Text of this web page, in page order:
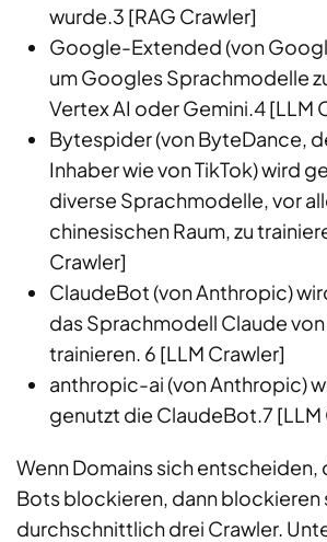
wurde.3 [RAG Crawler]
Google-Extended (von
um Googles Sprachmodelle
Vertex AI oder Gemini.4[LLM
Bytespider (von ByteDance,
Inhaber wie von TikTok) wird
diverse Sprachmodelle, vor
chinesischen Raum, zu
Crawler]
ClaudeBot (von Anthropic)
das Sprachmodell Claude
trainieren. 6 [LLM Crawler]
anthropic-ai (von Anthropic)
genutzt die ClaudeBot.7 [LLM
Wenn Domains sich entscheiden,
Bots blockieren, dann blockieren
durchschnittlich drei Crawler.